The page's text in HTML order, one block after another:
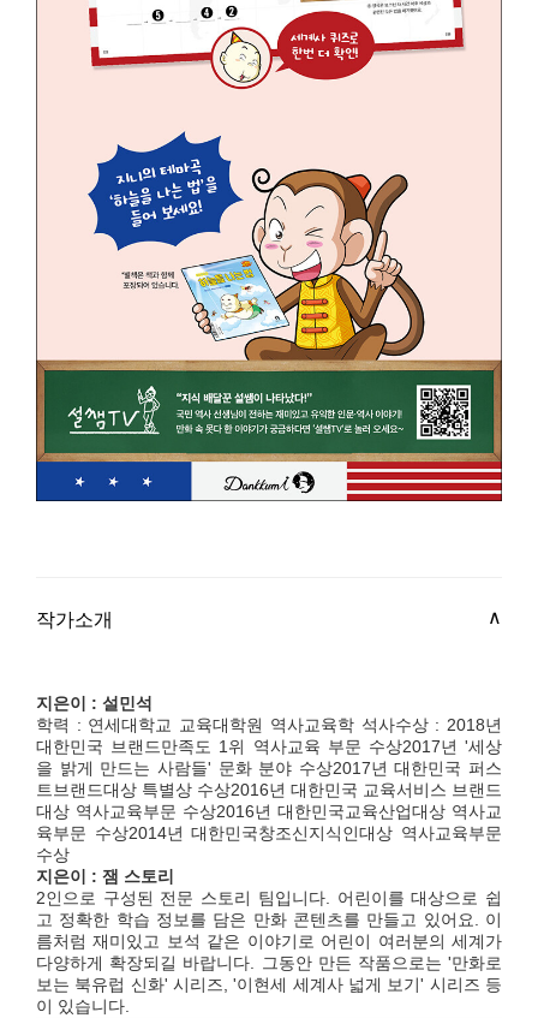
작가소개
지은이 : 설민석
학력 : 연세대학교 교육대학원 역사교육학 석사수상 : 2018년
대한민국 브랜드만족도 1위 역사교육 부문 수상2017년 '세상
을 밝게 만드는 사람들' 문화 분야 수상2017년 대한민국 퍼스
트브랜드대상 특별상 수상2016년 대한민국 교육서비스 브랜드
대상 역사교육부문 수상2016년 대한민국교육산업대상 역사교
육부문 수상2014년 대한민국창조신지식인대상 역사교육부문
수상
지은이 : 잼 스토리
2인으로 구성된 전문 스토리 팀입니다. 어린이를 대상으로 쉽
고 정확한 학습 정보를 담은 만화 콘텐츠를 만들고 있어요. 이
름처럼 재미있고 보석 같은 이야기로 어린이 여러분의 세계가
다양하게 확장되길 바랍니다. 그동안 만든 작품으로는 '만화로
보는 북유럽 신화' 시리즈, '이현세 세계사 넓게 보기' 시리즈 등
이 있습니다.